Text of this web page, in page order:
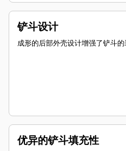
铲斗设计
成形的后部外壳设计增强了铲斗的
优异的铲斗填充性